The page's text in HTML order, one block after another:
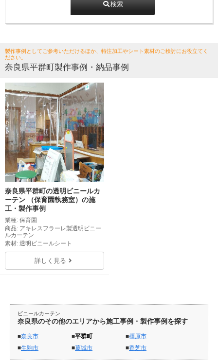
検索
製作事例としてご参考いただけるほか、特注加工やシート素材のご検討にお役立てく
ださい。
奈良県平群町製作事例・納品事例
奈良県平群町の透明ビニールカ
ーテン （保育園執務室）の施
工・製作事例
業種: 保育園
商品: アキレスフラーレ製透明ビニー
ルカーテン
素材: 透明ビニールシート
詳しく見る
ビニールカーテン
奈良県のその他のエリアから施工事例・製作事例を探す
奈良市 平群町
橿原市
生駒市
葛城市 香芝市